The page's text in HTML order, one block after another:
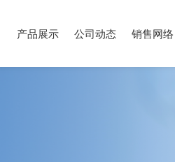
产品展示 公司动态 销售网络